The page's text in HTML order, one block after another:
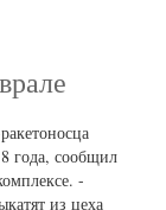
года, сообщил
-
из цеха